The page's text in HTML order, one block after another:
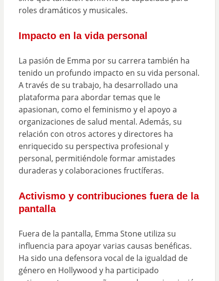
roles dramáticos y musicales.
Impacto en la vida personal
La pasión de Emma por su carrera también ha
tenido un profundo impacto en su vida personal.
A través de su trabajo, ha desarrollado una
plataforma para abordar temas que le
apasionan, como el feminismo y el apoyo a
organizaciones de salud mental. Además, su
relación con otros actores y directores ha
enriquecido su perspectiva profesional y
personal, permitiéndole formar amistades
duraderas y colaboraciones fructíferas.
Activismo y contribuciones fuera de la
pantalla
Fuera de la pantalla, Emma Stone utiliza su
influencia para apoyar varias causas benéficas.
Ha sido una defensora vocal de la igualdad de
género en Hollywood y ha participado